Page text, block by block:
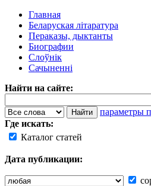
Главная
Беларуская літаратура
Пераказы, дыктанты
Биографии
Слоўнік
Сачыненні
Найти на сайте:
параметры
Где искать:
Каталог статей
Дата публикации: